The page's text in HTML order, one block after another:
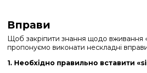
Вправи
Щоб закріпити знання щодо вживання
пропонуємо виконати нескладні
1. Необхідно правильно вставити